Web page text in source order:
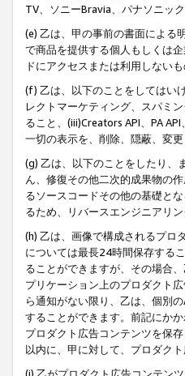
TV、ソニーBravia、パナソニッ
(e) 乙は、甲の事前の書面による
で商品を提供する個人もしくは
ドにアクセスまたは利用しないも
(f) 乙は、以下のことをしてはい
レクトマーケティング、スパミ
ること、(iii)Creators API、PA
一切の表示を、削除、隠蔽、変
(g) 乙は、以下のことをしたり、
ん、修復その他二次的成果物の
るソースコードその他の基礎と
るため、リバースエンジニアリ
(h) 乙は、画像で構成されるプロ
については最長24時間保存する
ることができますが、その場合
プリケーション上のプロダクト
ら通知がない限り、乙は、個別
することができます。前記にか
プロダクト広告コンテンツを保
以内に、甲に対して、プロダク
(i) 乙がプロダクト広告コンテン